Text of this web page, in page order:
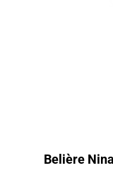
Belière